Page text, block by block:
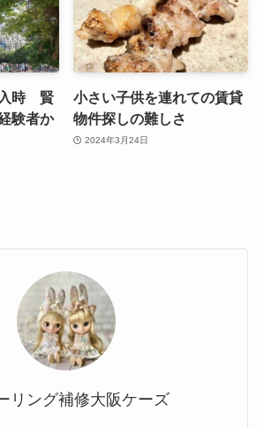
入時 賢
験者か
小さい子供を連れての賃貸
物件探しの難しさ
2024年3月24日
リング補修大阪ケーズ